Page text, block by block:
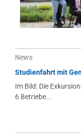
News
Studienfahrt mit
Im Bild: Die
6 Betriebe...